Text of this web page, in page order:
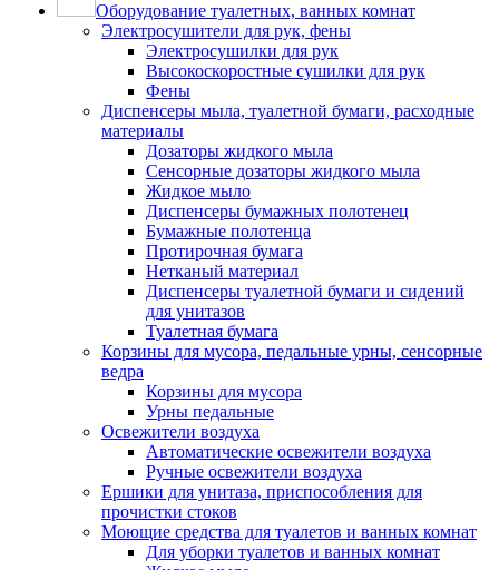
Оборудование туалетных, ванных комнат
Электросушители для рук, фены
Электросушилки для рук
Высокоскоростные сушилки для рук
Фены
Диспенсеры мыла, туалетной бумаги, расходные
материалы
Дозаторы жидкого мыла
Сенсорные дозаторы жидкого мыла
Жидкое мыло
Диспенсеры бумажных полотенец
Бумажные полотенца
Протирочная бумага
Нетканый материал
Диспенсеры туалетной бумаги и сидений
для унитазов
Туалетная бумага
Корзины для мусора, педальные урны, сенсорные
ведра
Корзины для мусора
Урны педальные
Освежители воздуха
Автоматические освежители воздуха
Ручные освежители воздуха
Ершики для унитаза, приспособления для
прочистки стоков
Моющие средства для туалетов и ванных комнат
Для уборки туалетов и ванных комнат